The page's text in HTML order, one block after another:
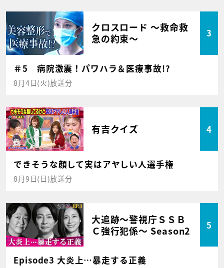
クロスロード ～救命救
急の約束～
3
＃5 病院激震！パワハラ＆医療事故!?
8月4日(火)放送分
有吉クイズ 4
できそうな顔して実はアヤしい人選手権
8月9日(日)放送分
大追跡～警視庁ＳＳＢ
Ｃ強行犯係～ Season2
5
Episode3 大炎上…暴走する正義